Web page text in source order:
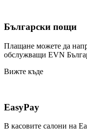
Български пощи
Плащане можете да
обслужващи EVN
Вижте къде
EasyPay
В касовите салони на